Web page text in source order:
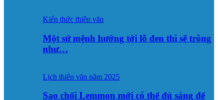
Kiến thức thiên văn
Một sứ mệnh hướng tới lỗ đen thì sẽ trông
như…
Lịch thiên văn năm 2025
Sao chổi Lemmon mới có thể đủ sáng để